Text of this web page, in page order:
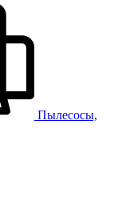
Пылесосы,